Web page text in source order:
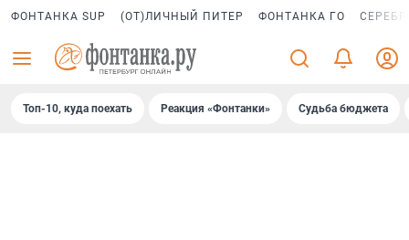
ФОНТАНКА SUP (ОТ)ЛИЧНЫЙ ПИТЕР ФОНТАНКА ГО
Топ-10, куда поехать Реакция «Фонтанки» Судьба бюджета